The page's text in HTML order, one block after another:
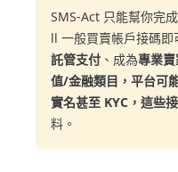
SMS-Act 只能幫你完成
ll 一般買賣帳戶接碼
託管支付 、成為專業賣
值/金融類目，平台可
實名甚至 KYC，這些
料。